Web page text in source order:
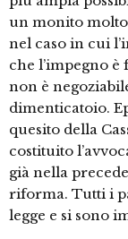
un monito molto
nel caso in cui
che l’impegno
non è
dimenticatoio.
quesito della
costituito
già nella
riforma. Tutti i
legge e si sono